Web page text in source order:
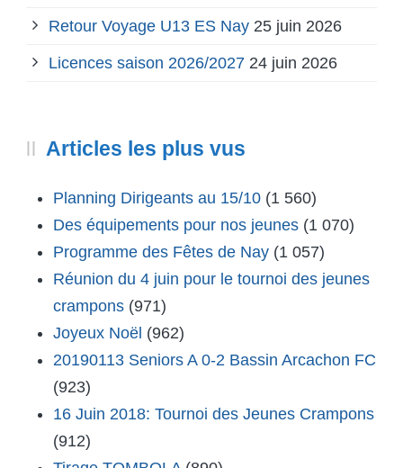
Retour Voyage U13 ES Nay 25 juin 2026
Licences saison 2026/2027 24 juin 2026
Articles les plus vus
Planning Dirigeants au 15/10 (1 560)
Des équipements pour nos jeunes (1 070)
Programme des Fêtes de Nay (1 057)
Réunion du 4 juin pour le tournoi des jeunes
crampons (971)
Joyeux Noël (962)
20190113 Seniors A 0-2 Bassin Arcachon FC
(923)
16 Juin 2018: Tournoi des Jeunes Crampons
(912)